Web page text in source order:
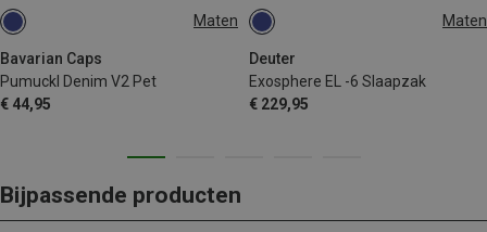
Maten
Bavarian Caps
Pumuckl Denim V2 Pet
€ 44,95
ONE SIZE Maten
Deuter
Exosphere EL -6 Slaapzak
€ 229,95
MAX. 200CM | LEFT
Bijpassende producten